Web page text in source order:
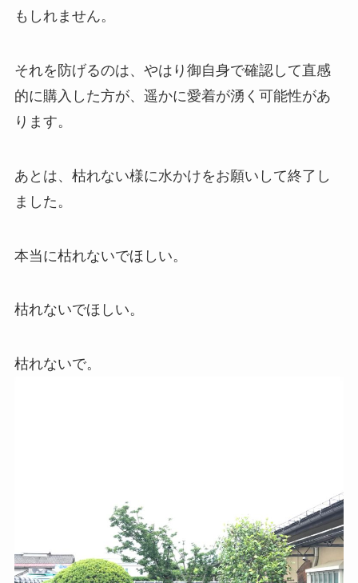
もしれません。
それを防げるのは、やはり御自身で確認して直感
的に購入した方が、遥かに愛着が湧く可能性があ
ります。
あとは、枯れない様に水かけをお願いして終了し
ました。
本当に枯れないでほしい。
枯れないでほしい。
枯れないで。